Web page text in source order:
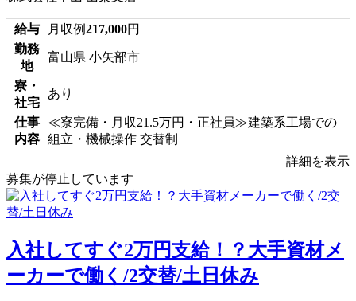
給与 月収例217,000円
勤務
地
富山県 小矢部市
寮・
社宅
あり
仕事
内容
≪寮完備・月収21.5万円・正社員≫建築系工場での
組立・機械操作 交替制
詳細を表示
募集が停止しています
入社してすぐ2万円支給！？大手資材メ
ーカーで働く/2交替/土日休み